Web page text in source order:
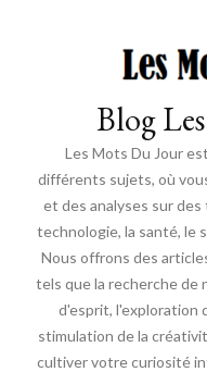
Blog
Les Mots Du Jour
différents sujets, où
et des analyses sur
technologie, la santé, le
Nous offrons des
tels que la recherche de
d'esprit, l'exploration
stimulation de la
cultiver votre curiosité